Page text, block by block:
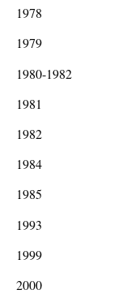
1978
1979
1980-1982
1981
1982
1984
1985
1993
1999
2000